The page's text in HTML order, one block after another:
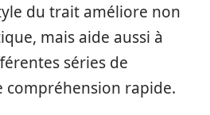
du trait améliore non
mais aide aussi à
séries de
compréhension rapide.